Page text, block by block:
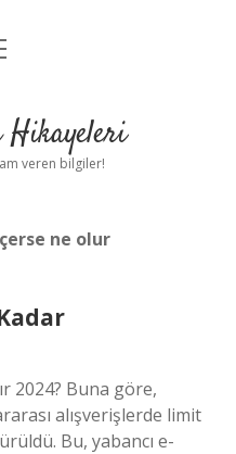
veren bilgiler!
ne olur
2024? Buna göre,
alışverişlerde limit
Bu, yabancı e-